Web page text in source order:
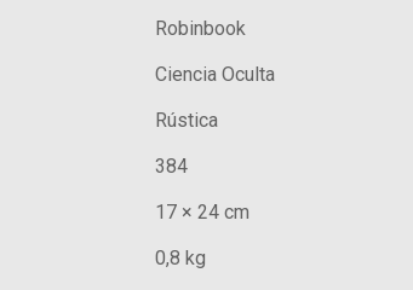
Robinbook
Ciencia Oculta
Rústica
384
17 × 24 cm
0,8 kg